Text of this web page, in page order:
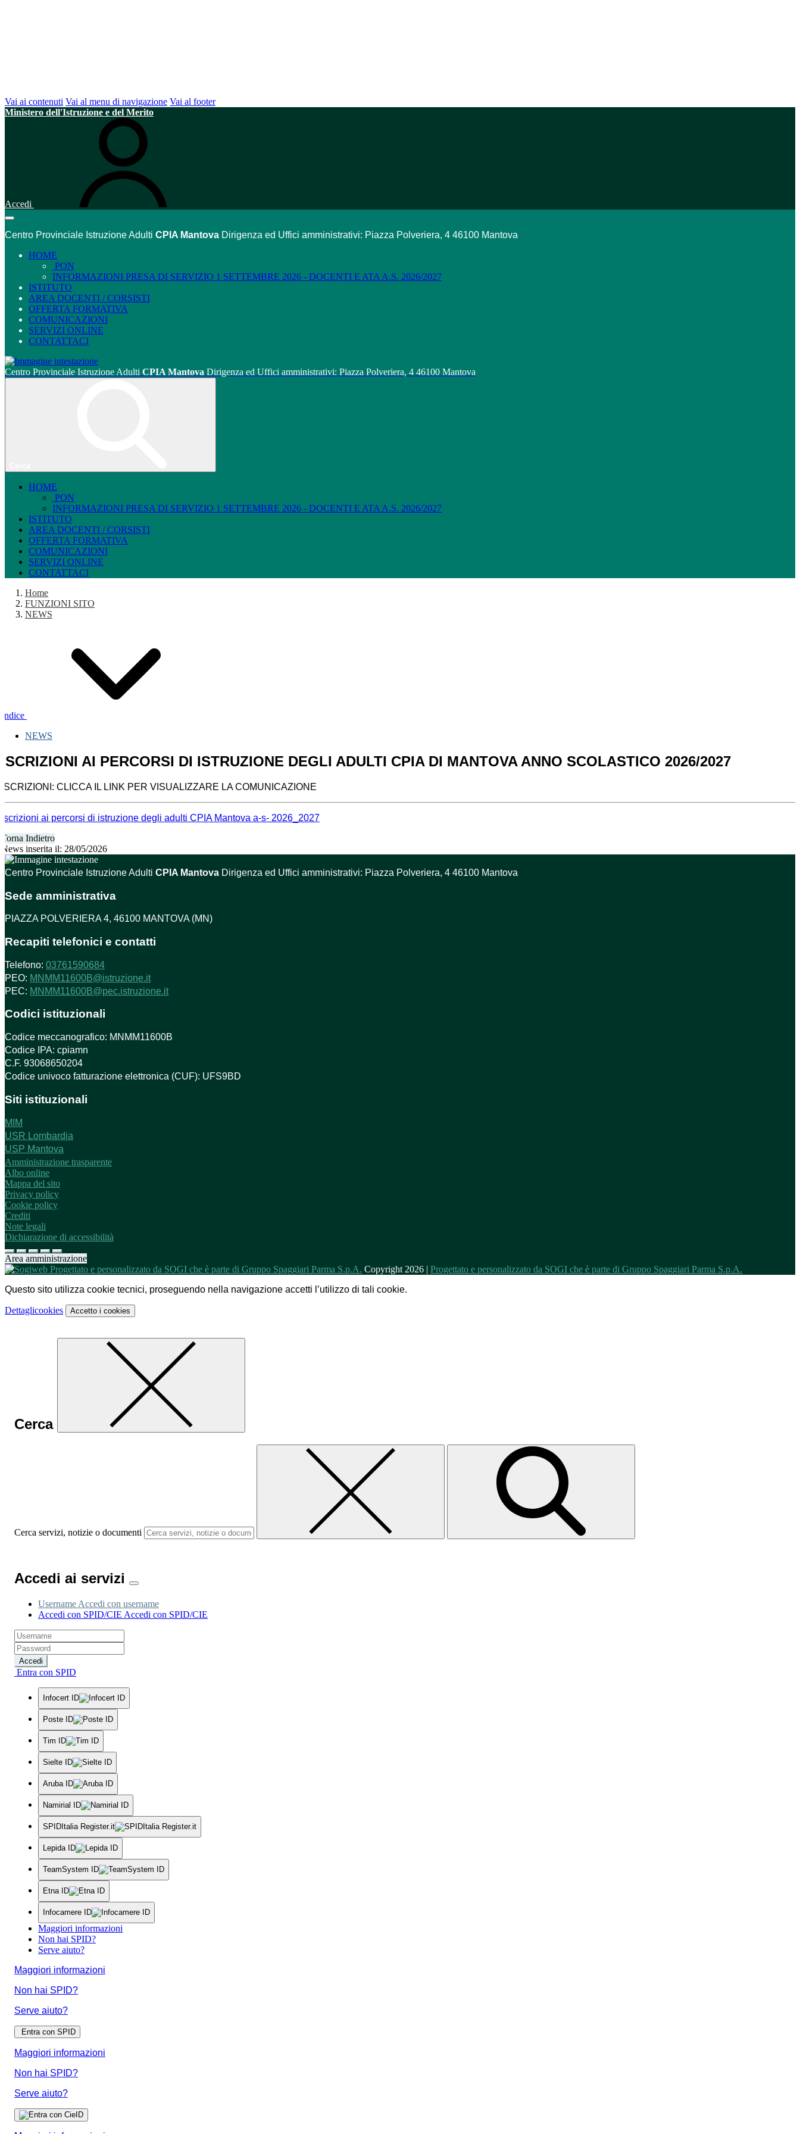
Vai ai contenuti Vai al menu di navigazione Vai al footer
Ministero dell'Istruzione e del Merito
Accedi
Centro Provinciale Istruzione Adulti CPIA Mantova Dirigenza ed Uffici amministrativi: Piazza Polveriera, 4 46100 Mantova
HOME
PON
INFORMAZIONI PRESA DI SERVIZIO 1 SETTEMBRE 2026 - DOCENTI E ATA A.S. 2026/2027
ISTITUTO
AREA DOCENTI / CORSISTI
OFFERTA FORMATIVA
COMUNICAZIONI
SERVIZI ONLINE
CONTATTACI
Centro Provinciale Istruzione Adulti CPIA Mantova Dirigenza ed Uffici amministrativi: Piazza Polveriera, 4 46100 Mantova
HOME
PON
INFORMAZIONI PRESA DI SERVIZIO 1 SETTEMBRE 2026 - DOCENTI E ATA A.S. 2026/2027
ISTITUTO
AREA DOCENTI / CORSISTI
OFFERTA FORMATIVA
COMUNICAZIONI
SERVIZI ONLINE
CONTATTACI
Home
FUNZIONI SITO
NEWS
Indice
NEWS
ISCRIZIONI AI PERCORSI DI ISTRUZIONE DEGLI ADULTI CPIA DI MANTOVA ANNO SCOLASTICO 2026/2027
ISCRIZIONI: CLICCA IL LINK PER VISUALIZZARE LA COMUNICAZIONE
Iscrizioni ai percorsi di istruzione degli adulti CPIA Mantova a-s- 2026_2027
Torna Indietro
News inserita il: 28/05/2026
Centro Provinciale Istruzione Adulti CPIA Mantova Dirigenza ed Uffici amministrativi: Piazza Polveriera, 4 46100 Mantova
Sede amministrativa
PIAZZA POLVERIERA 4, 46100 MANTOVA (MN)
Recapiti telefonici e contatti
Telefono: 03761590684
PEO: MNMM11600B@istruzione.it
PEC: MNMM11600B@pec.istruzione.it
Codici istituzionali
Codice meccanografico: MNMM11600B
Codice IPA: cpiamn
C.F. 93068650204
Codice univoco fatturazione elettronica (CUF): UFS9BD
Siti istituzionali
MIM
USR Lombardia
USP Mantova
Amministrazione trasparente
Albo online
Mappa del sito
Privacy policy
Cookie policy
Crediti
Note legali
Dichiarazione di accessibilità
Area amministrazione
Copyright 2026 | Progettato e personalizzato da SOGI che è parte di Gruppo Spaggiari Parma S.p.A.
Questo sito utilizza cookie tecnici, proseguendo nella navigazione accetti l’utilizzo di tali cookie.
Dettaglicookies Accetto i cookies
Cerca
Cerca servizi, notizie o documenti
Accedi ai servizi
Username Accedi con username
Accedi con SPID/CIE Accedi con SPID/CIE
Accedi
Entra con SPID
Infocert ID
Poste ID
Tim ID
Sielte ID
Aruba ID
Namirial ID
SPIDItalia Register.it
Lepida ID
TeamSystem ID
Etna ID
Infocamere ID
Maggiori informazioni
Non hai SPID?
Serve aiuto?
Maggiori informazioni
Non hai SPID?
Serve aiuto?
Entra con SPID
Maggiori informazioni
Non hai SPID?
Serve aiuto?